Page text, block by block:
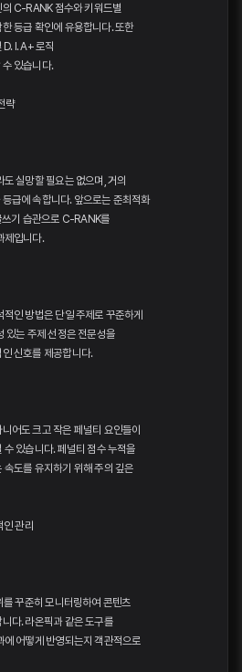
C-RANK 점수와 키워드별
등급 확인에 유용합니다. 또한
I. A+ 로직
있습니다.
략
실망할 필요는 없으며, 거의
급에 속합니다. 앞으로는 준최적화
기 습관으로 C-RANK를
제입니다.
인 방법은 단일 주제로 꾸준하게
있는 주제 선정은 전문성을
신호를 제공합니다.
어도 크고 작은 페널티 요인들이
있습니다. 페널티 점수 누적을
도를 유지하기 위해 주의 깊은
인 관리
꾸준히 모니터링하여 콘텐츠
다. 라온픽과 같은 도구를
어떻게 반영되는지 객관적으로